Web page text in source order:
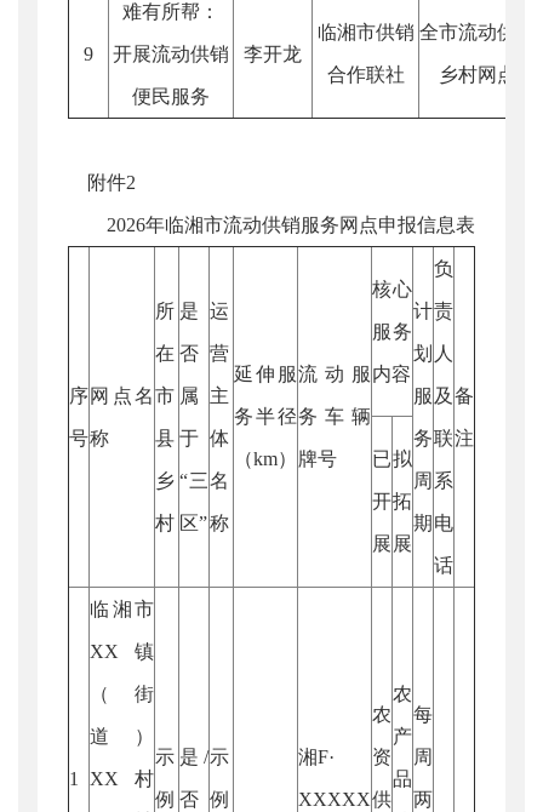
9
难有所帮：
开展流动供销
便民服务
李开龙
临湘市供销
合作联社
全市流动供销
乡村网点14
附件2
2026年临湘市流动供销服务网点申报信息表
序
号
网点名
称
所
在
市
县
乡
村
是
否
属
于
“三
区”
运
营
主
体
名
称
延伸服
务半径
（km）
流动服
务车辆
牌号
核心
服务
内容
计
划
服
务
周
期
负
责
人
及
联
系
电
话
备
注
已
开
展
拟
拓
展
1
临湘市
XX镇
（街
道）
XX村
示
例
是/
否
示
例
湘F·
XXXXX
农
资
供
农
产
品
每
周
两